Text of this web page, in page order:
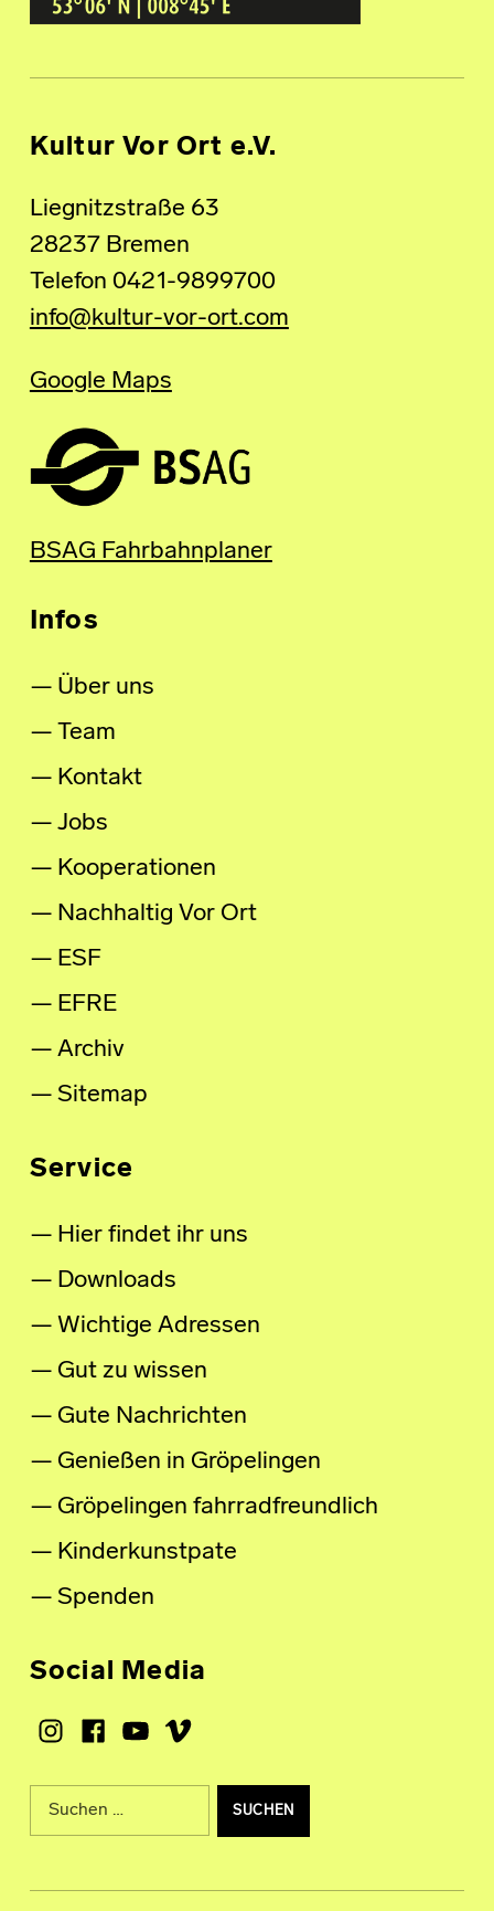
Kultur Vor Ort e.V.
Liegnitzstraße 63
28237 Bremen
Telefon 0421-9899700
info@kultur-vor-ort.com
Google Maps
BSAG Fahrbahnplaner
Infos
Über uns
Team
Kontakt
Jobs
Kooperationen
Nachhaltig Vor Ort
ESF
EFRE
Archiv
Sitemap
Service
Hier findet ihr uns
Downloads
Wichtige Adressen
Gut zu wissen
Gute Nachrichten
Genießen in Gröpelingen
Gröpelingen fahrradfreundlich
Kinderkunstpate
Spenden
Social Media
Instagram
Facebook
Youtube
Vimeo
Suche nach: